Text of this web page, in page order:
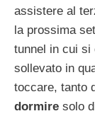
assistere al
la prossima
tunnel in cui si
sollevato in
toccare, tanto
dormire solo